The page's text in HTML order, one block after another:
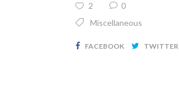
2
0
Miscellaneous
FACEBOOK TWITTER